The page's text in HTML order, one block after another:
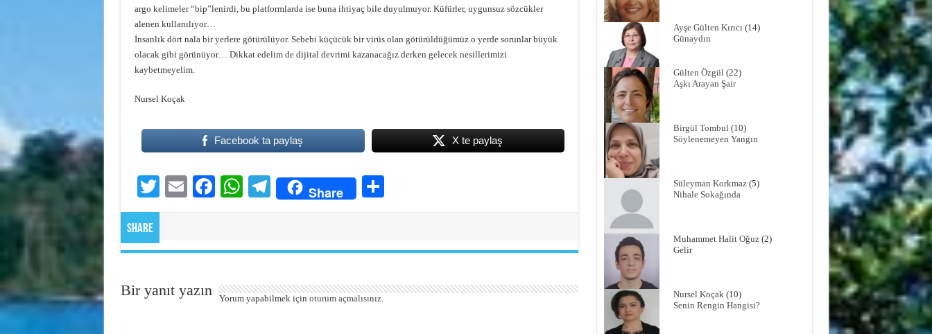
argo kelimeler “bip”lenirdi, bu platformlarda ise buna ihtiyaç bile duyulmuyor. Küfürler, uygunsuz sözcükler
alenen kullanılıyor…
İnsanlık dört nala bir yerlere götürülüyor. Sebebi küçücük bir virüs olan götürüldüğümüz o yerde sorunlar büyük
olacak gibi görünüyor… Dikkat edelim de dijital devrimi kazanacağız derken gelecek nesillerimizi
kaybetmeyelim.
Nursel Koçak
Facebook ta paylaş X te paylaş
T
wi
r
E
Fa
ok
W
A
Te
a
Share
Share
Bir yanıt yazın Yorum yapabilmek için oturum açmalısınız.
Ayşe Gülten Kırıcı(14)
Günaydın
Gülten Özgül(22)
Aşkı Arayan Şair
Birgül Tombul(10)
Söylenemeyen Yangın
Süleyman Korkmaz(5)
Nihale Sokağında
Muhammet Halit Oğuz(2)
Gelir
Nursel Koçak(10)
Senin Rengin Hangisi?